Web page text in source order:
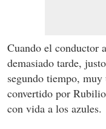
Cuando el conductor
demasiado tarde,
segundo tiempo,
convertido por
con vida a los azules.